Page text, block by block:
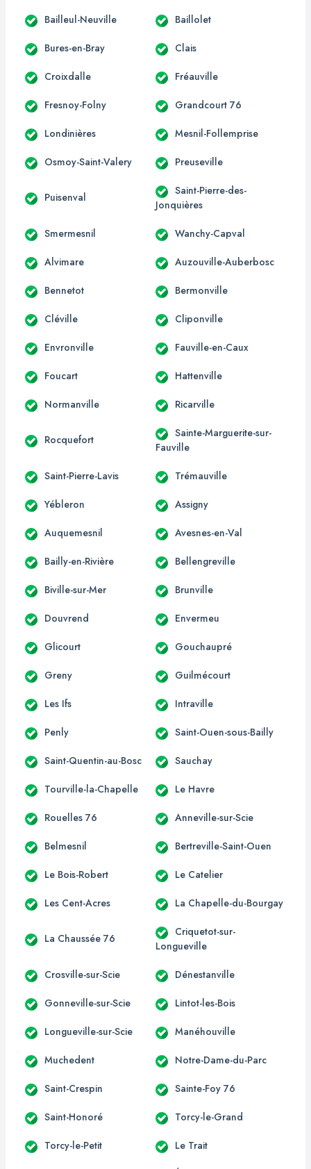
Bailleul-Neuville Baillolet
Bures-en-Bray Clais
Croixdalle Fréauville
Fresnoy-Folny Grandcourt 76
Londinières Mesnil-Follemprise
Osmoy-Saint-Valery Preuseville
Puisenval
Saint-Pierre-des-
Jonquières
Smermesnil Wanchy-Capval
Alvimare Auzouville-Auberbosc
Bennetot Bermonville
Cléville Cliponville
Envronville Fauville-en-Caux
Foucart Hattenville
Normanville Ricarville
Rocquefort
Sainte-Marguerite-sur-
Fauville
Saint-Pierre-Lavis Trémauville
Yébleron Assigny
Auquemesnil Avesnes-en-Val
Bailly-en-Rivière Bellengreville
Biville-sur-Mer Brunville
Douvrend Envermeu
Glicourt Gouchaupré
Greny Guilmécourt
Les Ifs Intraville
Penly Saint-Ouen-sous-Bailly
Saint-Quentin-au-Bosc Sauchay
Tourville-la-Chapelle Le Havre
Rouelles 76 Anneville-sur-Scie
Belmesnil Bertreville-Saint-Ouen
Le Bois-Robert Le Catelier
Les Cent-Acres La Chapelle-du-Bourgay
La Chaussée 76
Criquetot-sur-
Longueville
Crosville-sur-Scie Dénestanville
Gonneville-sur-Scie Lintot-les-Bois
Longueville-sur-Scie Manéhouville
Muchedent Notre-Dame-du-Parc
Saint-Crespin Sainte-Foy 76
Saint-Honoré Torcy-le-Grand
Torcy-le-Petit Le Trait